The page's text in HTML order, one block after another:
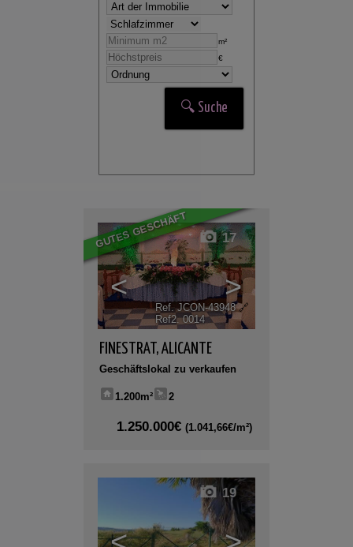
m²
€
GUTES GESCHÄFT
< >
17
Ref. JCON-43948 🔗
Ref2. 0014
FINESTRAT , ALICANTE
Geschäftslokal zu verkaufen
1.200m² 2
1.250.000€ (1.041,66€/m²)
19